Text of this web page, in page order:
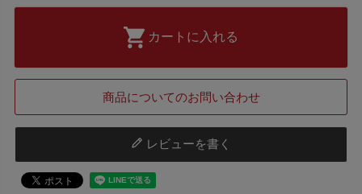
カートに入れる
商品についてのお問い合わせ
レビューを書く